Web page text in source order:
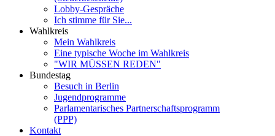
Lobby-Gespräche
Ich stimme für Sie...
Wahlkreis
Mein Wahlkreis
Eine typische Woche im Wahlkreis
"WIR MÜSSEN REDEN"
Bundestag
Besuch in Berlin
Jugendprogramme
Parlamentarisches Partnerschaftsprogramm
(PPP)
Kontakt